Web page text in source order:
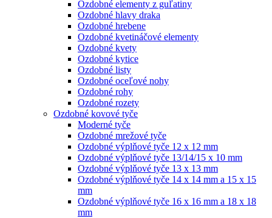
Ozdobné elementy z guľatiny
Ozdobné hlavy draka
Ozdobné hrebene
Ozdobné kvetináčové elementy
Ozdobné kvety
Ozdobné kytice
Ozdobné listy
Ozdobné oceľové nohy
Ozdobné rohy
Ozdobné rozety
Ozdobné kovové tyče
Moderné tyče
Ozdobné mrežové tyče
Ozdobné výplňové tyče 12 x 12 mm
Ozdobné výplňové tyče 13/14/15 x 10 mm
Ozdobné výplňové tyče 13 x 13 mm
Ozdobné výplňové tyče 14 x 14 mm a 15 x 15
mm
Ozdobné výplňové tyče 16 x 16 mm a 18 x 18
mm